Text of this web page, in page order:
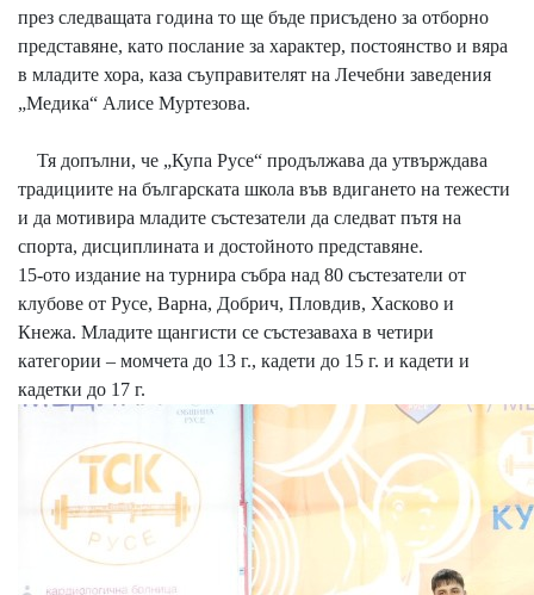
през следващата година то ще бъде присъдено за отборно
представяне, като послание за характер, постоянство и вяра
в младите хора, каза съуправителят на Лечебни заведения
„Медика“ Алисе Муртезова.
Тя допълни, че „Купа Русе“ продължава да утвърждава
традициите на българската школа във вдигането на тежести
и да мотивира младите състезатели да следват пътя на
спорта, дисциплината и достойното представяне.
15-ото издание на турнира събра над 80 състезатели от
клубове от Русе, Варна, Добрич, Пловдив, Хасково и
Кнежа. Младите щангисти се състезаваха в четири
категории – момчета до 13 г., кадети до 15 г. и кадети и
кадетки до 17 г.